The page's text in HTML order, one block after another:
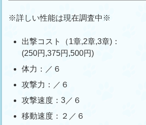
※詳しい性能は現在調査中※
出撃コスト（1章,2章,3章)：
(250円,375円,500円)
体力：／６
攻撃力：／６
攻撃速度：3／６
移動速度：２／６